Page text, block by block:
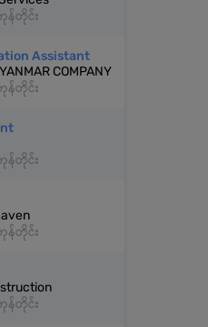
န်တိုင်း
Assistant
COMPANY
န်တိုင်း
ကုန်တိုင်း
န်တိုင်း
န်တိုင်း